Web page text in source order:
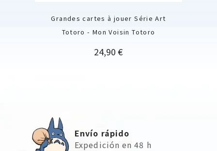
Grandes cartes à jouer Série Art
Totoro - Mon Voisin Totoro
Precio
24,90 €
Envío rápido
Expedición en 48 h